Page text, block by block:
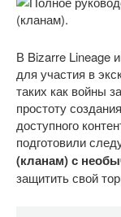
В Bizarre Lineage
для участия в
таких как войны
простоту
доступного
подготовили
(кланам) с
защитить свой